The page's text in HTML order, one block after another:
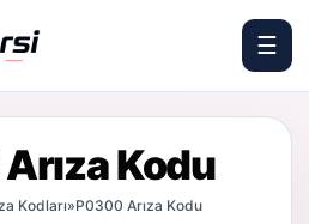
☰
Kodu
Kodları»P0300 Arıza Kodu